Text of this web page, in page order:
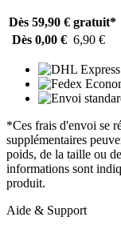
Dès 59,90 € gratuit*
Dès 0,00 € 6,90 €
*Ces frais d'envoi se
supplémentaires
poids, de la taille ou
informations sont
produit.
Aide & Support